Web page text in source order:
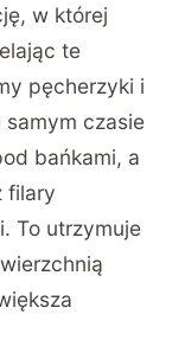
w której
te
pęcherzyki i
samym czasie
bańkami, a
filary
To utrzymuje